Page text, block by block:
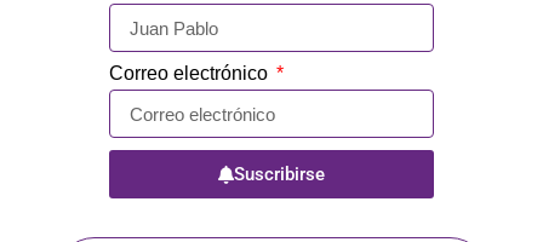
Correo electrónico
Suscribirse